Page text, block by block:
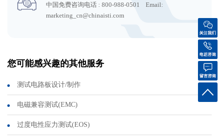
中国免费咨询电话 : 800-988-0501 Email:
marketing_cn@chinaisti.com
您可能感兴趣的其他服务
测试电路板设计/制作
电磁兼容测试(EMC)
过度电性应力测试(EOS)